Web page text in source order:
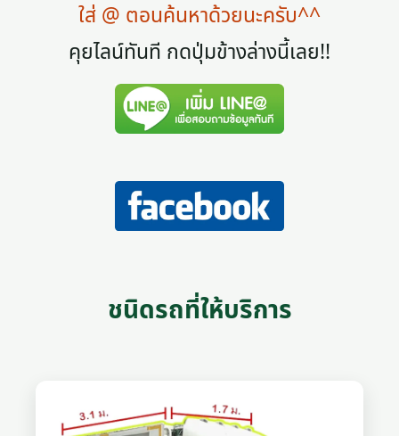
ใส่ @ ตอนค้นหาด้วยนะครับ^^
คุยไลน์ทันที กดปุ่มข้างล่างนี้เลย!!
ชนิดรถที่ให้บริการ